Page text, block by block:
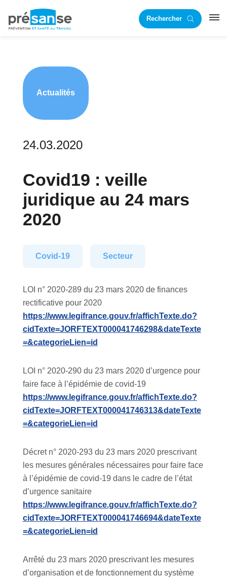
principale
RechercherRST
Actualités
24.03.2020
Covid19 : veille
juridique au 24 mars
2020
Covid-19 Secteur
LOI n° 2020-289 du 23 mars 2020 de finances
rectificative pour 2020
https://www.legifrance.gouv.fr/affichTexte.do?
cidTexte=JORFTEXT000041746298&dateTexte
=&categorieLien=id
LOI n° 2020-290 du 23 mars 2020 d’urgence pour
faire face à l’épidémie de covid-19
https://www.legifrance.gouv.fr/affichTexte.do?
cidTexte=JORFTEXT000041746313&dateTexte
=&categorieLien=id
Décret n° 2020-293 du 23 mars 2020 prescrivant
les mesures générales nécessaires pour faire face
à l’épidémie de covid-19 dans le cadre de l’état
d’urgence sanitaire
https://www.legifrance.gouv.fr/affichTexte.do?
cidTexte=JORFTEXT000041746694&dateTexte
=&categorieLien=id
Arrêté du 23 mars 2020 prescrivant les mesures
d’organisation et de fonctionnement du système